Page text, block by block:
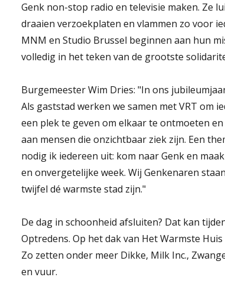
Genk non-stop radio en televisie maken. Ze
draaien verzoekplaten en vlammen zo voor
MNM en Studio Brussel beginnen aan hun
volledig in het teken van de grootste
Burgemeester Wim Dries: "In ons
Als gaststad werken we samen met VRT om
een plek te geven om elkaar te ontmoeten
aan mensen die onzichtbaar ziek zijn. Een
nodig ik iedereen uit: kom naar Genk en
en onvergetelijke week. Wij Genkenaren
twijfel dé warmste stad zijn."
De dag in schoonheid afsluiten? Dat kan
Optredens. Op het dak van Het Warmste
Zo zetten onder meer Dikke, Milk Inc.,
en vuur.